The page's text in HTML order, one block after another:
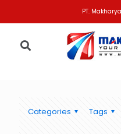
PT.
Categories Tags